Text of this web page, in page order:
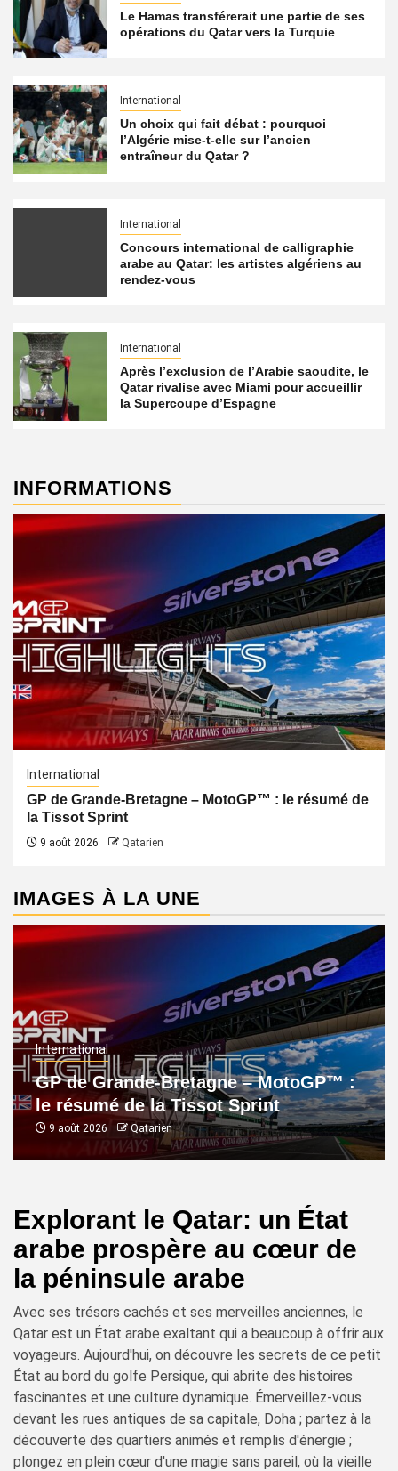
Le Hamas transférerait une partie de ses
opérations du Qatar vers la Turquie
International
Un choix qui fait débat : pourquoi
l’Algérie mise-t-elle sur l’ancien
entraîneur du Qatar ?
International
Concours international de calligraphie
arabe au Qatar: les artistes algériens au
rendez-vous
International
Après l’exclusion de l’Arabie saoudite, le
Qatar rivalise avec Miami pour accueillir
la Supercoupe d’Espagne
INFORMATIONS
International
GP de Grande-Bretagne – MotoGP™ : le résumé de
la Tissot Sprint
9 août 2026 Qatarien
IMAGES À LA UNE
International
GP de Grande-Bretagne – MotoGP™ :
le résumé de la Tissot Sprint
9 août 2026 Qatarien
Explorant le Qatar: un État
arabe prospère au cœur de
la péninsule arabe
Avec ses trésors cachés et ses merveilles anciennes, le
Qatar est un État arabe exaltant qui a beaucoup à offrir aux
voyageurs. Aujourd'hui, on découvre les secrets de ce petit
État au bord du golfe Persique, qui abrite des histoires
fascinantes et une culture dynamique. Émerveillez-vous
devant les rues antiques de sa capitale, Doha ; partez à la
découverte des quartiers animés et remplis d'énergie ;
plongez en plein cœur d'une magie sans pareil, où la vieille